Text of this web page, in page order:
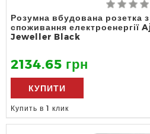
Розумна вбудована розетка
споживання електроенергії
Jeweller Black
2134.65 грн
КУПИТИ
Купить в 1 клик